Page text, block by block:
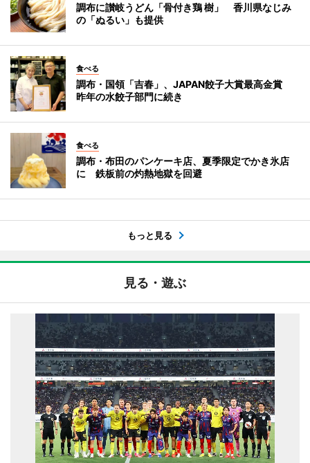
調布に讃岐うどん「骨付き鶏 樹」 香川県なじみ
の「ぬるい」も提供
食べる
調布・国領「吉春」、JAPAN餃子大賞最高金賞
昨年の水餃子部門に続き
食べる
調布・布田のパンケーキ店、夏季限定でかき氷店
に 鉄板前の灼熱地獄を回避
もっと見る
見る・遊ぶ